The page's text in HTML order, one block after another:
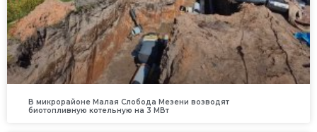
В микрорайоне Малая Слобода Мезени возводят
биотопливную котельную на 3 МВт